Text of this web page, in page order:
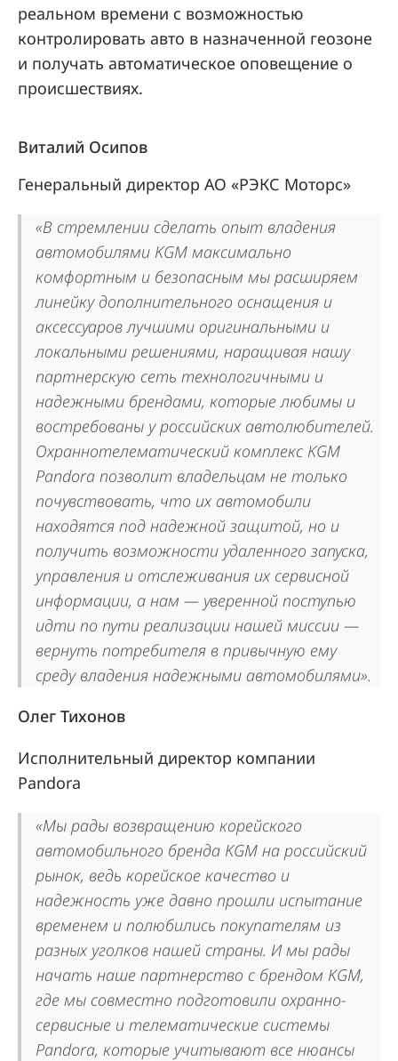
реальном времени с возможностью
контролировать авто в назначенной геозоне
и получать автоматическое оповещение о
происшествиях.
Виталий Осипов
Генеральный директор АО «РЭКС Моторс»
«В стремлении сделать опыт владения
автомобилями KGM максимально
комфортным и безопасным мы расширяем
линейку дополнительного оснащения и
аксессуаров лучшими оригинальными и
локальными решениями, наращивая нашу
партнерскую сеть технологичными и
надежными брендами, которые любимы и
востребованы у российских автолюбителей.
Охраннотелематический комплекс KGM
Pandora позволит владельцам не только
почувствовать, что их автомобили
находятся под надежной защитой, но и
получить возможности удаленного запуска,
управления и отслеживания их сервисной
информации, а нам — уверенной поступью
идти по пути реализации нашей миссии —
вернуть потребителя в привычную ему
среду владения надежными автомобилями».
Олег Тихонов
Исполнительный директор компании
Pandora
«Мы рады возвращению корейского
автомобильного бренда KGM на российский
рынок, ведь корейское качество и
надежность уже давно прошли испытание
временем и полюбились покупателям из
разных уголков нашей страны. И мы рады
начать наше партнерство с брендом KGM,
где мы совместно подготовили охранно-
сервисные и телематические системы
Pandora, которые учитывают все нюансы